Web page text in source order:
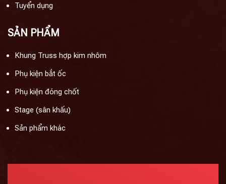
Tuyển dụng
SẢN PHẨM
Khung Truss hợp kim nhôm
Phụ kiện bắt ốc
Phụ kiện đóng chốt
Stage (sân khấu)
Sản phẩm khác